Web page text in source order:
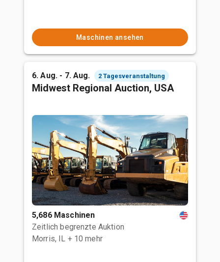
Maschinen ansehen
6. Aug. - 7. Aug. 2 Tagesveranstaltung
Midwest Regional Auction, USA
5,686 Maschinen
Zeitlich begrenzte Auktion
Morris, IL + 10 mehr